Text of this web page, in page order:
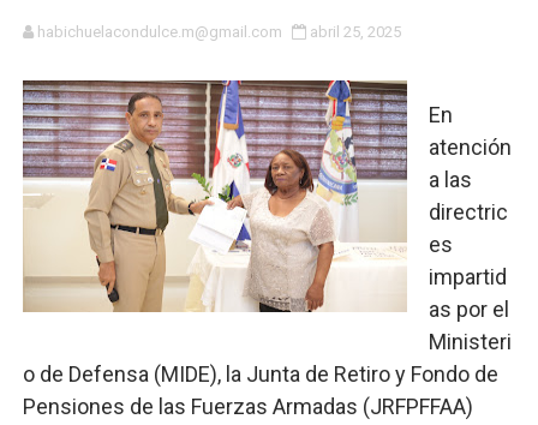
CESDN urge fortalecer el sistema eléctrico ante
Cacerolazos, gomas quemadas y bombas
Roberto Ángel Salcedo anuncia festival cultural para
Roberto Ángel Salcedo anuncia festival cultural para
Respuesta oportuna de Propeep permite a familia de
Juramentan a Angelina Biviana Riveiro como nueva
DIGEIG y Liga Municipal Dominicana impulsan metas
Tribunal Superior Administrativo anula permisos
habichuelacondulce.m@gmail.com abril 25, 2025
En
atención
a las
directric
es
impartid
as por el
Ministeri
o de Defensa (MIDE), la Junta de Retiro y Fondo de
Pensiones de las Fuerzas Armadas (JRFPFFAA)